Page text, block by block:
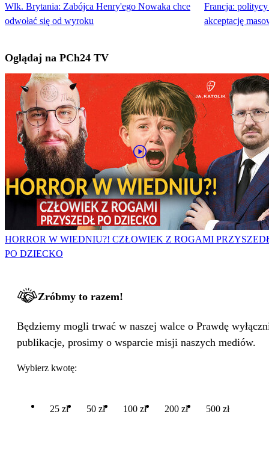
Wlk. Brytania: Zabójca Henry'ego Nowaka chce
odwołać się od wyroku
Francja:
akceptację
Oglądaj na PCh24 TV
HORROR W WIEDNIU?! CZŁOWIEK Z ROGAMI
PO DZIECKO
Zróbmy to razem!
Będziemy mogli trwać w naszej walce o Prawdę
publikacje, prosimy o wsparcie misji naszych mediów.
Wybierz kwotę:
25 zł 50 zł 100 zł 200 zł 500 zł